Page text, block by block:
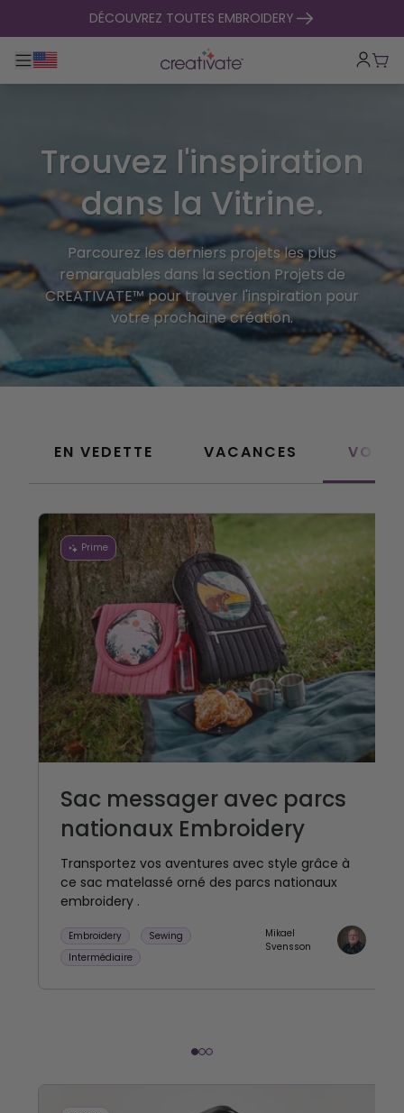
passer au contenuDÉCOUVREZ TOUTES EMBROIDERY
Basculer la navigation principale
Trouvez l'inspiration
dans la Vitrine.
Parcourez les derniers projets les plus
remarquables dans la section Projets de
CREATIVATE™ pour trouver l'inspiration pour
votre prochaine création.
EN VEDETTE VACANCES
Prime
Sac messager avec parcs
nationaux Embroidery
Transportez vos aventures avec style grâce à
ce sac matelassé orné des parcs nationaux
embroidery .
Embroidery
Sewing
Intermédiaire
Mikael
Svensson